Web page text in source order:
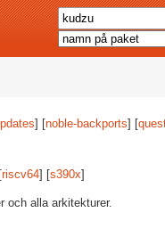
] [noble-backports] [
riscv64] [s390x]
och alla arkitekturer.